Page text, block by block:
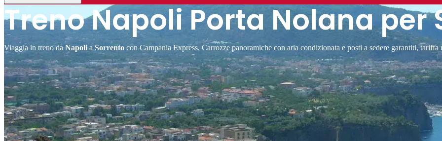
Treno Napoli Porta Nolana per
Viaggia in treno da Napoli a Sorrento con Campania Express, Carrozze panoramiche con aria condizionata e posti a sedere garantiti, tariffa